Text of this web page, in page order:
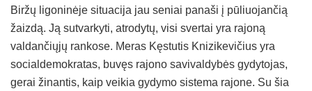
Biržų ligoninėje situacija jau seniai panaši į pūliuojančią
žaizdą. Ją sutvarkyti, atrodytų, visi svertai yra rajoną
valdančiųjų rankose. Meras Kęstutis Knizikevičius yra
socialdemokratas, buvęs rajono savivaldybės gydytojas,
gerai žinantis, kaip veikia gydymo sistema rajone. Su šia